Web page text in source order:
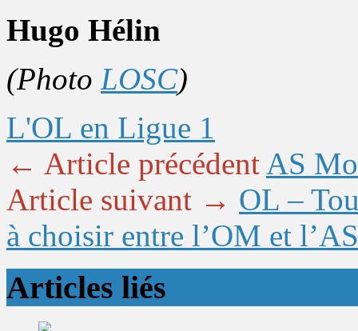
Hugo Hélin
(Photo LOSC)
L'OL en Ligue 1
← Article précédent AS
Article suivant → OL –
à choisir entre l’OM et
Articles liés